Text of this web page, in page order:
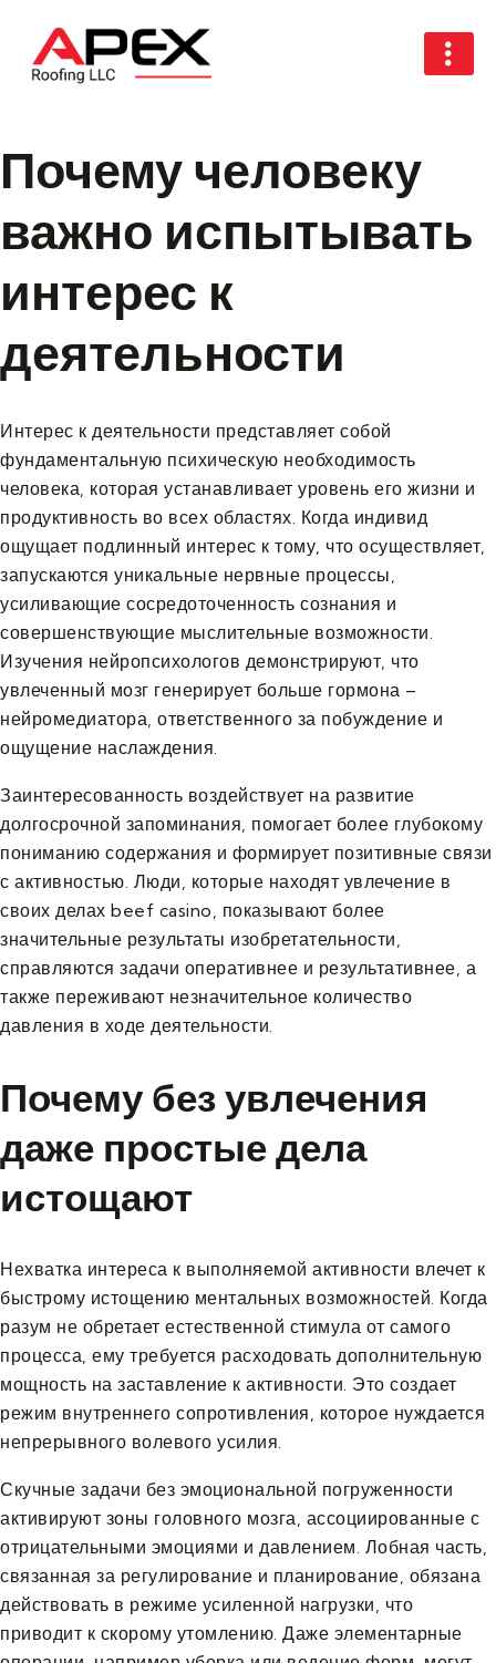
Почему человеку
важно испытывать
интерес к
деятельности
Интерес к деятельности представляет собой
фундаментальную психическую необходимость
человека, которая устанавливает уровень его жизни и
продуктивность во всех областях. Когда индивид
ощущает подлинный интерес к тому, что осуществляет,
запускаются уникальные нервные процессы,
усиливающие сосредоточенность сознания и
совершенствующие мыслительные возможности.
Изучения нейропсихологов демонстрируют, что
увлеченный мозг генерирует больше гормона –
нейромедиатора, ответственного за побуждение и
ощущение наслаждения.
Заинтересованность воздействует на развитие
долгосрочной запоминания, помогает более глубокому
пониманию содержания и формирует позитивные связи
с активностью. Люди, которые находят увлечение в
своих делах beef casino, показывают более
значительные результаты изобретательности,
справляются задачи оперативнее и результативнее, а
также переживают незначительное количество
давления в ходе деятельности.
Почему без увлечения
даже простые дела
истощают
Нехватка интереса к выполняемой активности влечет к
быстрому истощению ментальных возможностей. Когда
разум не обретает естественной стимула от самого
процесса, ему требуется расходовать дополнительную
мощность на заставление к активности. Это создает
режим внутреннего сопротивления, которое нуждается
непрерывного волевого усилия.
Скучные задачи без эмоциональной погруженности
активируют зоны головного мозга, ассоциированные с
отрицательными эмоциями и давлением. Лобная часть,
связанная за регулирование и планирование, обязана
действовать в режиме усиленной нагрузки, что
приводит к скорому утомлению. Даже элементарные